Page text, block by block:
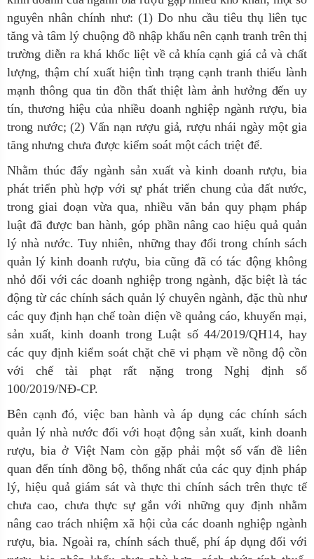
nguyên nhân chính như: (1) Do nhu cầu tiêu thụ liên tục
tăng và tâm lý chuộng đồ nhập khẩu nên cạnh tranh trên thị
trường diễn ra khá khốc liệt về cả khía cạnh giá cả và chất
lượng, thậm chí xuất hiện tình trạng cạnh tranh thiếu lành
mạnh thông qua tin đồn thất thiệt làm ảnh hưởng đến uy
tín, thương hiệu của nhiều doanh nghiệp ngành rượu, bia
trong nước; (2) Vấn nạn rượu giả, rượu nhái ngày một gia
tăng nhưng chưa được kiểm soát một cách triệt để.
Nhằm thúc đẩy ngành sản xuất và kinh doanh rượu, bia
phát triển phù hợp với sự phát triển chung của đất nước,
trong giai đoạn vừa qua, nhiều văn bản quy phạm pháp
luật đã được ban hành, góp phầnnâng cao hiệu quả quản
lý nhà nước. Tuy nhiên, những thay đổi trong chính sách
quản lý kinh doanh rượu, bia cũng đã có tác động không
nhỏ đối với các doanh nghiệp trong ngành, đặc biệt là tác
động từ các chính sách quản lý chuyên ngành, đặc thù như
các quy định hạn chế toàn diện về quảng cáo, khuyến mại,
sản xuất, kinh doanh trong Luật số 44/2019/QH14, hay
các quy định kiểm soát chặt chẽ vi phạm về nồng độ cồn
với chế tài phạt rất nặng trong Nghị định số
100/2019/NĐ-CP.
Bên cạnh đó, việc ban hành và áp dụng các chính sách
quản lý nhà nước đối với hoạt động sản xuất, kinh doanh
rượu, bia ở Việt Nam còn gặp phải một số vấn đề liên
quan đến tính đồng bộ, thống nhất của các quy định pháp
lý, hiệu quả giám sát và thực thi chính sách trên thực tế
chưa cao, chưa thực sự gắn với những quy định nhằm
nâng cao trách nhiệm xã hội của các doanh nghiệp ngành
rượu, bia.Ngoài ra,chính sách thuế, phí áp dụng đối với